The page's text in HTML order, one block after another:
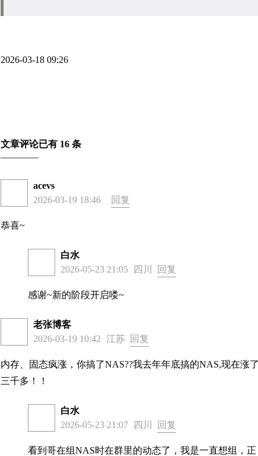
2026-03-18 09:26
文章评论已有 16 条
acevs
2026-03-19 18:46
回复
恭喜~
白水
2026-05-23 21:05
四川 回复
感谢~新的阶段开启喽~
老张博客
2026-03-19 10:42 江苏 回复
内存、固态疯涨，你搞了NAS??我去年年底搞的NAS,现在涨了
三千多！！
白水
2026-05-23 21:07
四川 回复
看到哥在组NAS时在群里的动态了，我是一直想组，正